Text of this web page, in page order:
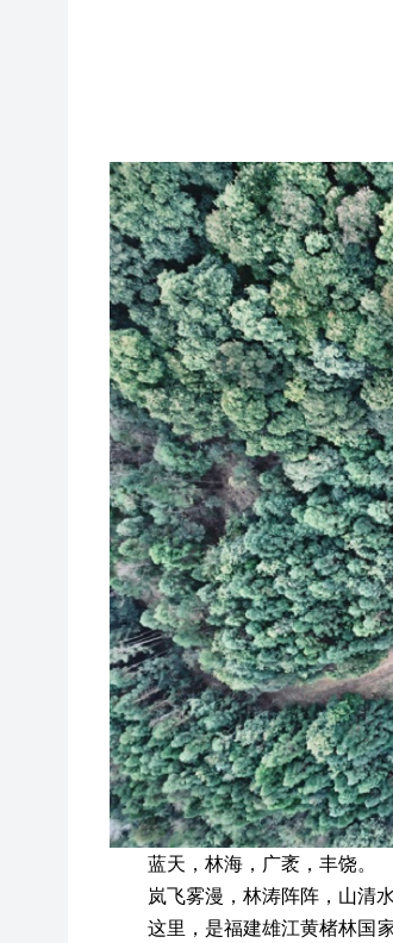
蓝天，林海，广袤，丰饶。
岚飞雾漫，林涛阵阵，山清
这里，是福建雄江黄楮林国